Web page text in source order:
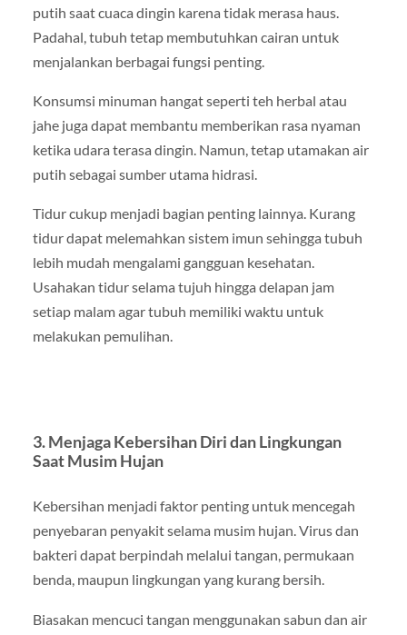
putih saat cuaca dingin karena tidak merasa haus.
Padahal, tubuh tetap membutuhkan cairan untuk
menjalankan berbagai fungsi penting.
Konsumsi minuman hangat seperti teh herbal atau
jahe juga dapat membantu memberikan rasa nyaman
ketika udara terasa dingin. Namun, tetap utamakan air
putih sebagai sumber utama hidrasi.
Tidur cukup menjadi bagian penting lainnya. Kurang
tidur dapat melemahkan sistem imun sehingga tubuh
lebih mudah mengalami gangguan kesehatan.
Usahakan tidur selama tujuh hingga delapan jam
setiap malam agar tubuh memiliki waktu untuk
melakukan pemulihan.
3. Menjaga Kebersihan Diri dan Lingkungan
Saat Musim Hujan
Kebersihan menjadi faktor penting untuk mencegah
penyebaran penyakit selama musim hujan. Virus dan
bakteri dapat berpindah melalui tangan, permukaan
benda, maupun lingkungan yang kurang bersih.
Biasakan mencuci tangan menggunakan sabun dan air